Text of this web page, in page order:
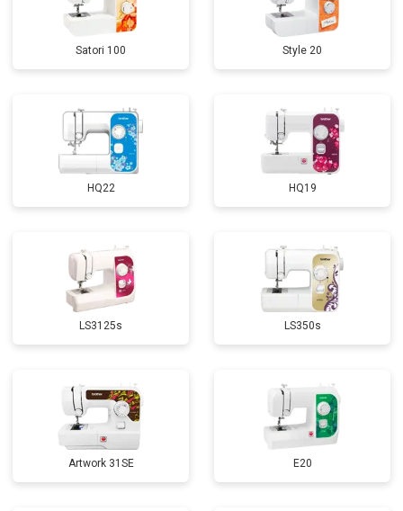
Satori 100 Style 20
HQ22 HQ19
LS3125s LS350s
Artwork 31SE E20